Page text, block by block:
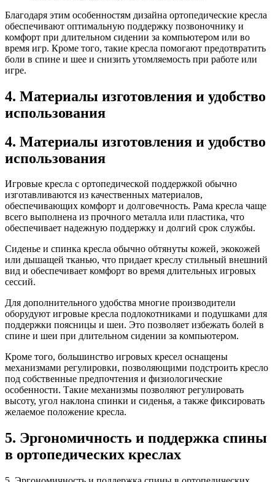
Благодаря этим особенностям дизайна ортопедические кресла
обеспечивают оптимальную поддержку позвоночнику и
комфорт при длительном сидении за компьютером или во
время игр. Кроме того, такие кресла помогают предотвратить
боли в спине и шее и снизить утомляемость при работе или
игре.
4. Материалы изготовления и удобство
использования
4. Материалы изготовления и удобство
использования
Игровые кресла с ортопедической поддержкой обычно
изготавливаются из качественных материалов,
обеспечивающих комфорт и долговечность. Рама кресла чаще
всего выполнена из прочного металла или пластика, что
обеспечивает надежную поддержку и долгий срок службы.
Сиденье и спинка кресла обычно обтянуты кожей, экокожей
или дышащей тканью, что придает креслу стильный внешний
вид и обеспечивает комфорт во время длительных игровых
сессий.
Для дополнительного удобства многие производители
оборудуют игровые кресла подлокотниками и подушками для
поддержки поясницы и шеи. Это позволяет избежать болей в
спине и шеи при длительном сидении за компьютером.
Кроме того, большинство игровых кресел оснащены
механизмами регулировки, позволяющими подстроить кресло
под собственные предпочтения и физиологические
особенности. Такие механизмы позволяют регулировать
высоту, угол наклона спинки и сиденья, а также фиксировать
желаемое положение кресла.
5. Эргономичность и поддержка спины
в ортопедических креслах